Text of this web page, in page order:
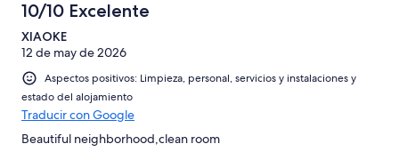
10/10 Excelente
XIAOKE
12 de may de 2026
Aspectos positivos: Limpieza, personal, servicios y instalaciones y
estado del alojamiento
Traducir con Google
Beautiful neighborhood,clean room